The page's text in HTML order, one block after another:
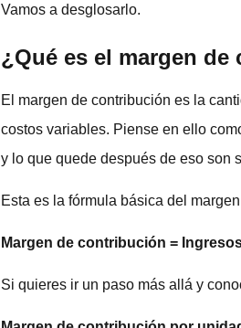
Vamos a desglosarlo.
¿Qué es el margen
El margen de contribución es la
costos variables. Piense en ello
y lo que quede después de eso son
Esta es la fórmula básica del
Margen de contribución =
Si quieres ir un paso más allá y